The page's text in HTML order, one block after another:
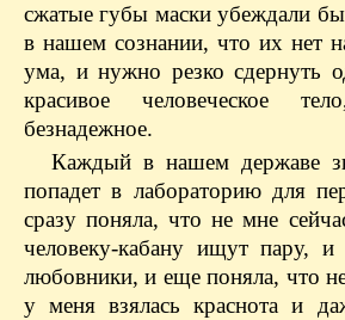
сжатые губы маски убеждали
в нашем сознании, что их нет
ума, и нужно резко сдернуть
красивое человеческое
безнадежное.
Каждый в нашем державе
попадет в лабораторию для
сразу поняла, что не мне
человеку-кабану ищут пару, и
любовники, и еще поняла, что
у меня взялась краснота и